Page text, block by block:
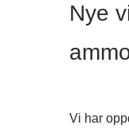
Nye
Vi har